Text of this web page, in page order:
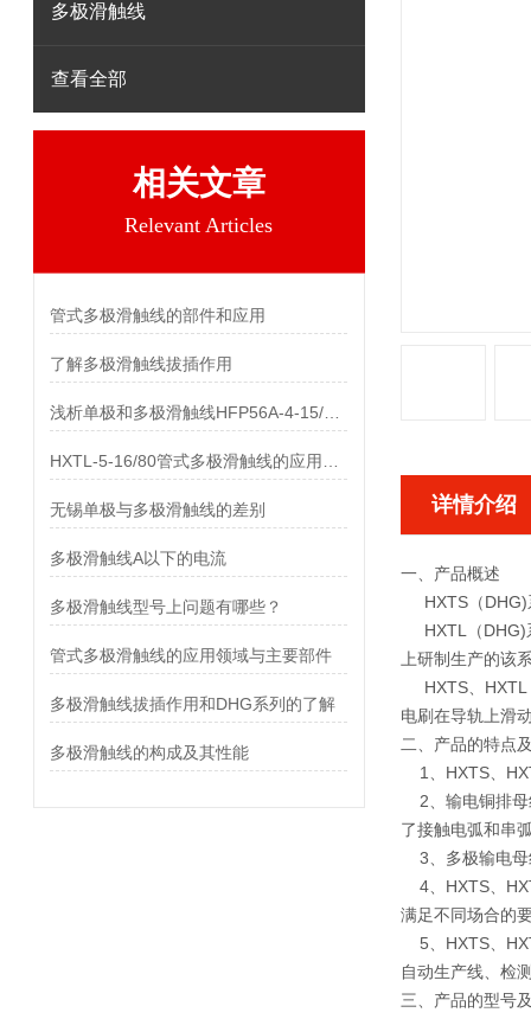
多极滑触线
查看全部
相关文章
Relevant Articles
管式多极滑触线的部件和应用
了解多极滑触线拔插作用
无锡单极与多极滑触线的差别
多极滑触线A以下的电流
多极滑触线型号上问题有哪些？
管式多极滑触线的应用领域与主要部件
多极滑触线拔插作用和DHG系列的了解
多极滑触线的构成及其性能
详情介绍
一、产品概述
HXTS（DHG)
HXTL（DHG)
上研制生产的该
HXTS、HXTL
电刷在导轨上滑
二、产品的特点
1、HXTS、
2、输电铜排母
了接触电弧和串
3、多极输电母
4、HXTS、
满足不同场合的
5、HXTS、
自动生产线、检
三、产品的型号